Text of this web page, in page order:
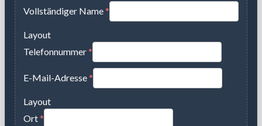
Vollständiger Name*
Layout
Telefonnummer*
E-Mail-Adresse*
Layout
Ort*